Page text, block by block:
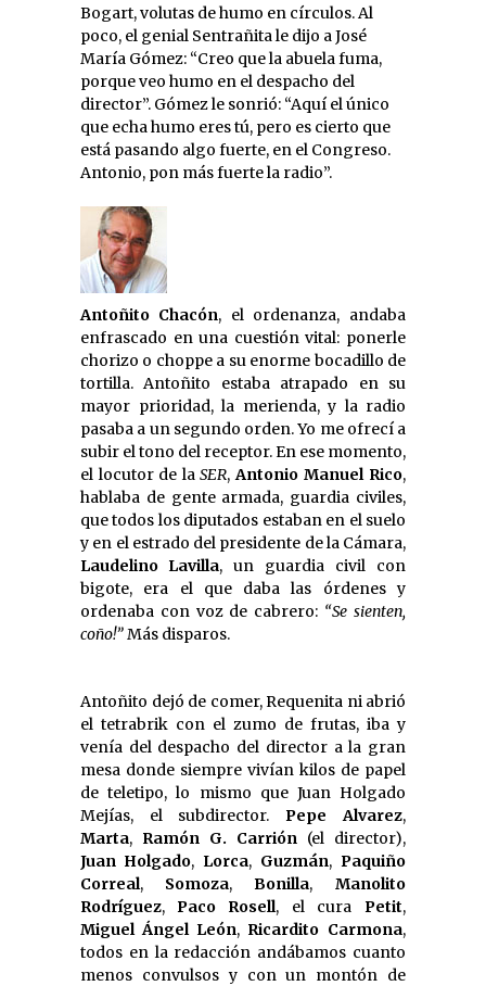
Bogart, volutas de humo en círculos. Al
poco, el genial Sentrañita le dijo a José
María Gómez: “Creo que la abuela fuma,
porque veo humo en el despacho del
director”. Gómez le sonrió: “Aquí el único
que echa humo eres tú, pero es cierto que
está pasando algo fuerte, en el Congreso.
Antonio, pon más fuerte la radio”.
Antoñito Chacón, el ordenanza, andaba
enfrascado en una cuestión vital: ponerle
chorizo o choppe a su enorme bocadillo de
tortilla. Antoñito estaba atrapado en su
mayor prioridad, la merienda, y la radio
pasaba a un segundo orden. Yo me ofrecí a
subir el tono del receptor. En ese momento,
el locutor de la SER,Antonio Manuel Rico,
hablaba de gente armada, guardia civiles,
que todos los diputados estaban en el suelo
y en el estrado del presidente de la Cámara,
Laudelino Lavilla, un guardia civil con
bigote, era el que daba las órdenes y
ordenaba con voz de cabrero: “Se sienten,
coño!”Más disparos.
Antoñito dejó de comer, Requenita ni abrió
el tetrabrik con el zumo de frutas, iba y
venía del despacho del director a la gran
mesa donde siempre vivían kilos de papel
de teletipo, lo mismo que Juan Holgado
Mejías, el subdirector. Pepe Alvarez,
Marta, Ramón G. Carrión (el director),
Juan Holgado, Lorca, Guzmán, Paquiño
Correal, Somoza, Bonilla, Manolito
Rodríguez, Paco Rosell, el cura Petit,
Miguel Ángel León, Ricardito Carmona,
todos en la redacción andábamos cuanto
menos convulsos y con un montón de